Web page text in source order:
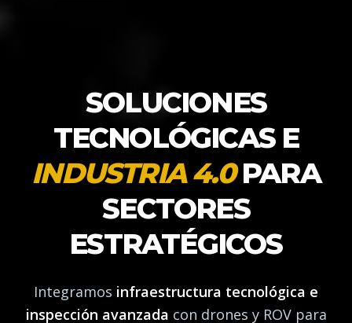
SOLUCIONES
TECNOLÓGICAS E
INDUSTRIA 4.0PARA
SECTORES
ESTRATÉGICOS
Integramos infraestructura tecnológica e
inspección avanzada con drones y ROV para